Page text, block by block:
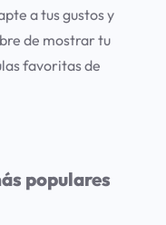
a tus gustos y
de mostrar tu
favoritas de
populares